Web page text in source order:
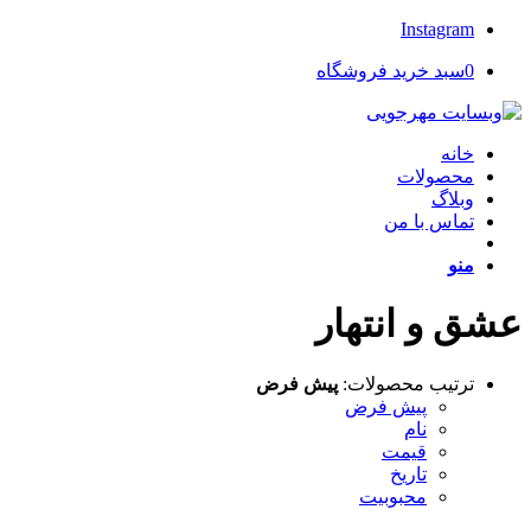
Instagram
0سبد خرید فروشگاه
خانه
محصولات
وبلاگ
تماس با من
منو
عشق و انتهار
ترتیب محصولات: پیش فرض
پیش فرض
نام
قیمت
تاریخ
محبوبیت